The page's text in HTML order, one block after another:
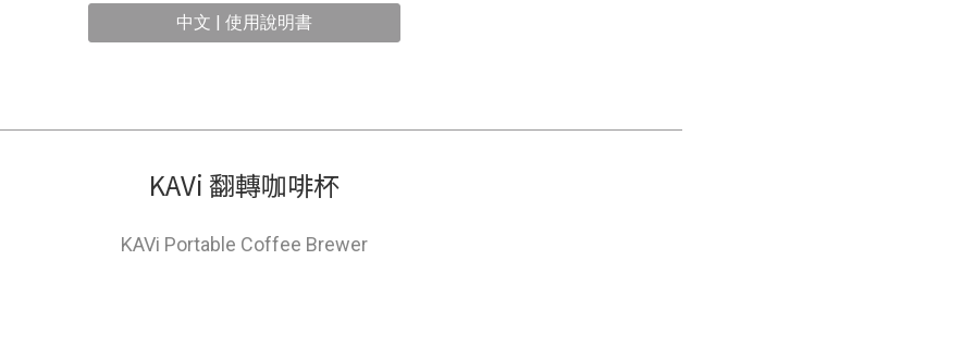
中文 | 使用說明書
KAVi 翻轉咖啡杯
KAVi Portable Coffee Brewer